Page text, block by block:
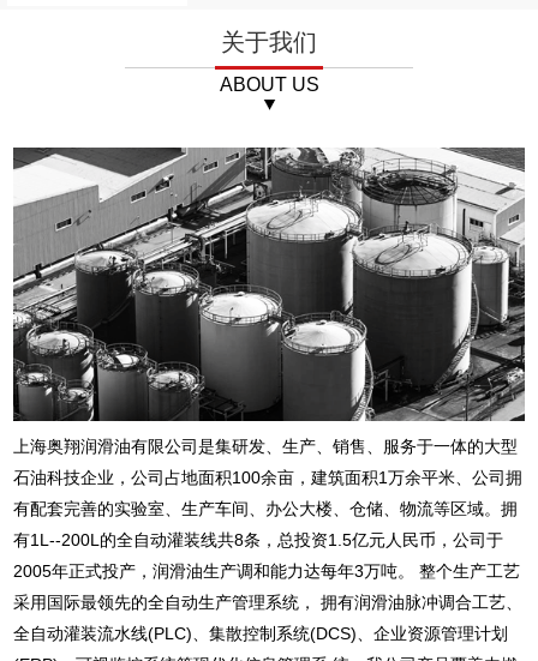
关于我们
ABOUT US
上海奥翔润滑油有限公司是集研发、生产、销售、服务于一体的大型
石油科技企业，公司占地面积100余亩，建筑面积1万余平米、公司拥
有配套完善的实验室、生产车间、办公大楼、仓储、物流等区域。拥
有1L--200L的全自动灌装线共8条，总投资1.5亿元人民币，公司于
2005年正式投产，润滑油生产调和能力达每年3万吨。 整个生产工艺
采用国际最领先的全自动生产管理系统， 拥有润滑油脉冲调合工艺、
全自动灌装流水线(PLC)、集散控制系统(DCS)、企业资源管理计划